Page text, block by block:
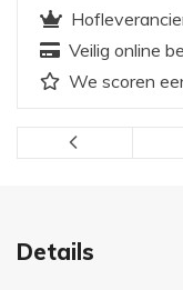
Veilig online
We scoren
Details